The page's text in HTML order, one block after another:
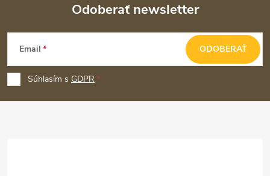
Z
p
ä
Odoberať newsletter
Email
Súhlasím s GDPR
ODOBERAŤ